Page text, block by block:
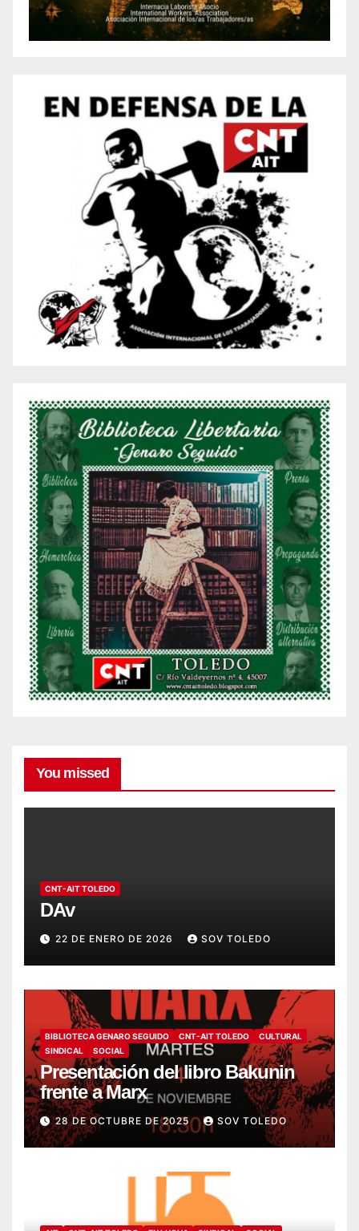
You missed
CNT-AIT TOLEDO
DAv
22 DE ENERO DE 2026 SOV TOLEDO
BIBLIOTECA GENARO SEGUIDO CNT-AIT TOLEDO
CULTURAL
SINDICAL
SOCIAL
Presentación del libro Bakunin
frente a Marx
28 DE OCTUBRE DE 2025 SOV TOLEDO